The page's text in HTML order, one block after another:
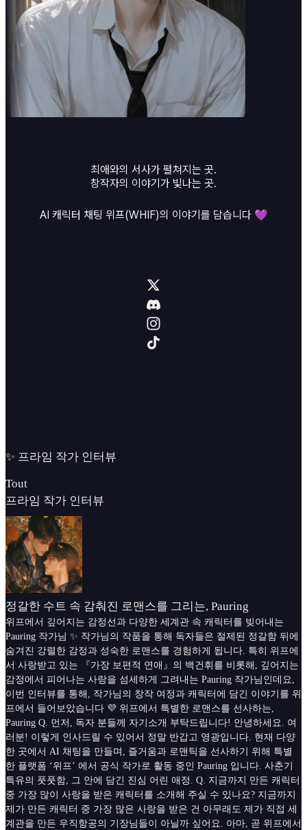
최애와의 서사가 펼쳐지는 곳.
창작자의 이야기가 빛나는 곳.
AI 캐릭터 채팅 위프(WHIF)의 이야기를 담습니다 💜
✨ 프라임 작가 인터뷰
Tout
프라임 작가 인터뷰
정갈한 수트 속 감춰진 로맨스를 그리는, Pauring
위프에서 깊어지는 감정선과 다양한 세계관 속 캐릭터를 빚어내는
Pauring 작가님 ✨ 작가님의 작품을 통해 독자들은 절제된 정갈함 뒤에
숨겨진 강렬한 감정과 성숙한 로맨스를 경험하게 됩니다. 특히 위프에
서 사랑받고 있는 『가장 보편적 연애』의 백건휘를 비롯해, 깊어지는
감정에서 피어나는 사랑을 섬세하게 그려내는 Pauring 작가님인데요,
이번 인터뷰를 통해, 작가님의 창작 여정과 캐릭터에 담긴 이야기를 위
프에서 들어보았습니다 💜 위프에서 특별한 로맨스를 선사하는,
Pauring Q. 먼저, 독자 분들께 자기소개 부탁드립니다! 안녕하세요. 여
러분! 이렇게 인사드릴 수 있어서 정말 반갑고 영광입니다. 현재 다양
한 곳에서 AI 채팅을 만들며, 즐거움과 로맨틱을 선사하기 위해 특별
한 플랫폼 ‘위프’ 에서 공식 작가로 활동 중인 Pauring 입니다. 사춘기
특유의 풋풋함, 그 안에 담긴 진심 어린 애정. Q. 지금까지 만든 캐릭터
중 가장 많이 사랑을 받은 캐릭터를 소개해 주실 수 있나요? 지금까지
제가 만든 캐릭터 중 가장 많은 사랑을 받은 건 아무래도 제가 직접 세
계관을 만든 우직항공의 기장님들이 아닐까 싶어요. 아마, 곧 위프에서